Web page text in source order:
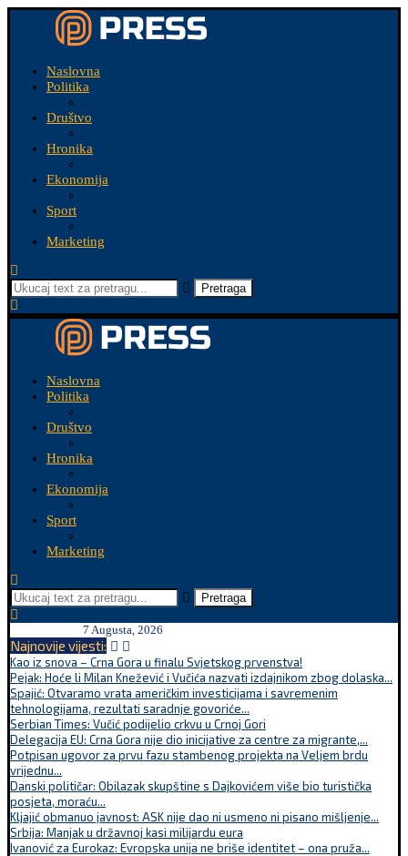
Naslovna
Politika
Društvo
Hronika
Ekonomija
Sport
Marketing
Pretraga
Naslovna
Politika
Društvo
Hronika
Ekonomija
Sport
Marketing
Pretraga
7 Augusta, 2026
Najnovije vijesti:
Kao iz snova – Crna Gora u finalu Svjetskog prvenstva!
Pejak: Hoće li Milan Knežević i Vučića nazvati izdajnikom zbog dolaska...
Spajić: Otvaramo vrata američkim investicijama i savremenim
tehnologijama, rezultati saradnje govoriće...
Serbian Times: Vučić podijelio crkvu u Crnoj Gori
Delegacija EU: Crna Gora nije dio inicijative za centre za migrante,...
Potpisan ugovor za prvu fazu stambenog projekta na Veljem brdu
vrijednu...
Danski političar: Obilazak skupštine s Dajkovićem više bio turistička
posjeta, moraću...
Kljajić obmanuo javnost: ASK nije dao ni usmeno ni pisano mišljenje...
Srbija: Manjak u državnoj kasi milijardu eura
Ivanović za Eurokaz: Evropska unija ne briše identitet – ona pruža...